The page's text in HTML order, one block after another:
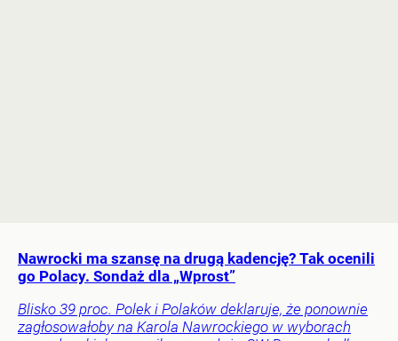
Nawrocki ma szansę na drugą kadencję? Tak ocenili
go Polacy. Sondaż dla „Wprost”
Blisko 39 proc. Polek i Polaków deklaruje, że ponownie
zagłosowałoby na Karola Nawrockiego w wyborach